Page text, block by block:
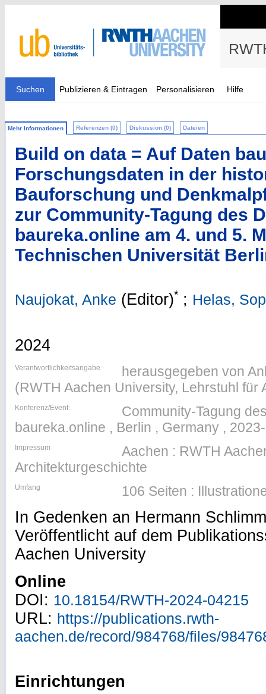
Suchen Publizieren & Eintragen Personalisieren Hilfe
Mehr Informationen Referenzen (0) Diskussion (0) Dateien
Build on data = Auf Daten
Forschungsdaten in der
Bauforschung und
zur Community-Tagung des
baureka.online am 4. und 5.
Technischen Universität
Naujokat, Anke (Editor)* ; Helas,
2024
Verantwortlichkeitsangabe
herausgegeben von
(RWTH Aachen University, Lehrstuhl für
Konferenz/Event:
Community-Tagung
baureka.online , Berlin , Germany ,
Impressum
Aachen : RWTH
Architekturgeschichte
Umfang 106 Seiten :
In Gedenken an Hermann
Veröffentlicht auf dem
Aachen University
Online
DOI: 10.18154/RWTH-2024-04215
URL: https://publications.rwth-
aachen.de/record/984768/files/
Einrichtungen